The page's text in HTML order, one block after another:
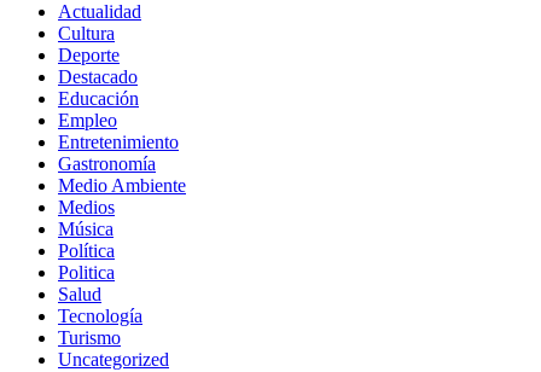
Actualidad
Cultura
Deporte
Destacado
Educación
Empleo
Entretenimiento
Gastronomía
Medio Ambiente
Medios
Música
Política
Politica
Salud
Tecnología
Turismo
Uncategorized